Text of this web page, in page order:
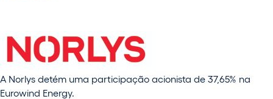
A Norlys detém uma participação acionista de 37,65% na
Eurowind Energy.